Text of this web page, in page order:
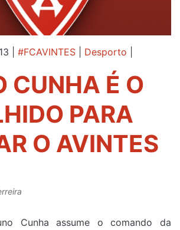
#FCAVINTES Desporto
CUNHA É O
PARA
O AVINTES
Cunha assume o comando da